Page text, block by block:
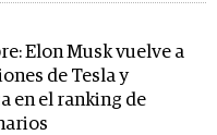
Elon Musk vuelve a
de Tesla y
en el ranking de